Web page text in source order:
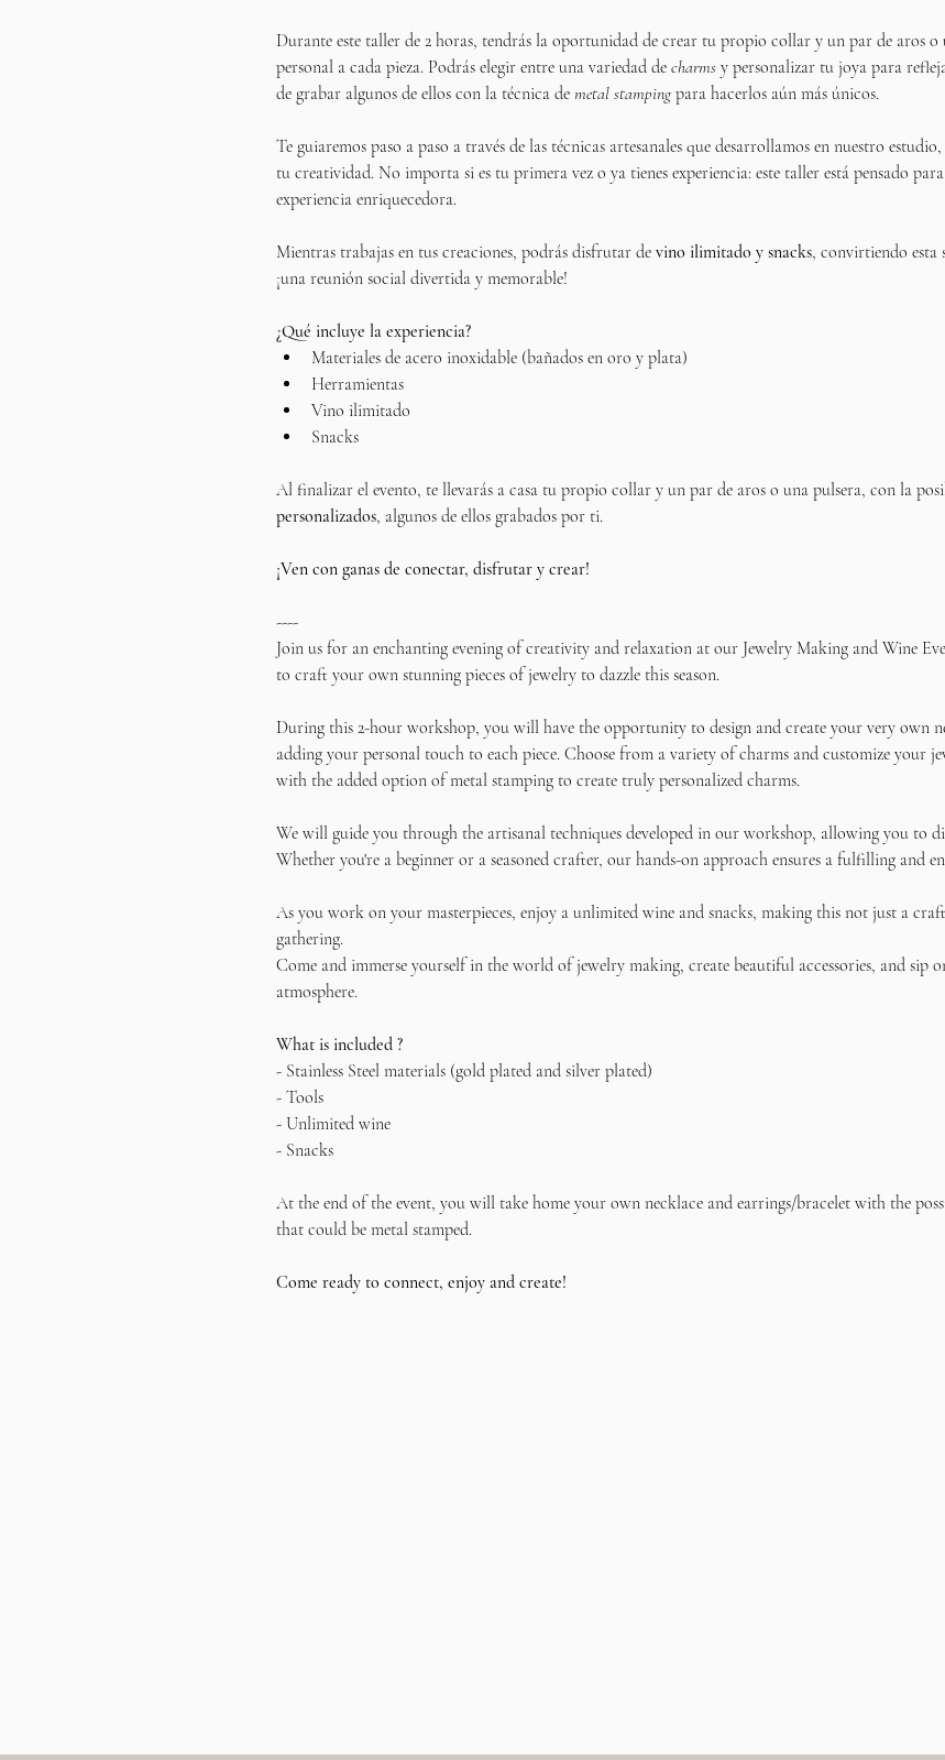
Durante este taller de 2 horas, tendrás la oportunidad de crear tu propio collar y un par de aros
personal a cada pieza. Podrás elegir entre una variedad de charms y personalizar tu joya para
de grabar algunos de ellos con la técnica de metal stamping para hacerlos aún más únicos.
Te guiaremos paso a paso a través de las técnicas artesanales que desarrollamos en nuestro
tu creatividad. No importa si es tu primera vez o ya tienes experiencia: este taller está pensado
experiencia enriquecedora.
Mientras trabajas en tus creaciones, podrás disfrutar de vino ilimitado y snacks, convirtiendo esta
¡una reunión social divertida y memorable!
¿Qué incluye la experiencia?
Materiales de acero inoxidable (bañados en oro y plata)
Herramientas
Vino ilimitado
Snacks
Al finalizar el evento, te llevarás a casa tu propio collar y un par de aros o una pulsera, con la
personalizados, algunos de ellos grabados por ti.
¡Ven con ganas de conectar, disfrutar y crear!
----
Join us for an enchanting evening of creativity and relaxation at our Jewelry Making and Wine
to craft your own stunning pieces of jewelry to dazzle this season.
During this 2-hour workshop, you will have the opportunity to design and create your very own
adding your personal touch to each piece. Choose from a variety of charms and customize your
with the added option of metal stamping to create truly personalized charms.
We will guide you through the artisanal techniques developed in our workshop, allowing you to
Whether you're a beginner or a seasoned crafter, our hands-on approach ensures a fulfilling and
As you work on your masterpieces, enjoy a unlimited wine and snacks, making this not just a
gathering.
Come and immerse yourself in the world of jewelry making, create beautiful accessories, and sip
atmosphere.
What is included ?
- Stainless Steel materials (gold plated and silver plated)
- Tools
- Unlimited wine
- Snacks
At the end of the event, you will take home your own necklace and earrings/bracelet with the
that could be metal stamped.
Come ready to connect, enjoy and create!